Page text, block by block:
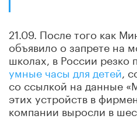
21.09. После того как
объявило о запрете на
школах, в России резко
умные часы для детей ,
со ссылкой на данные
этих устройств в
компании выросли в